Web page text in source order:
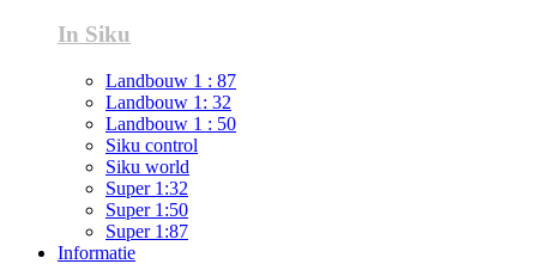
In Siku
Landbouw 1 : 87
Landbouw 1: 32
Landbouw 1 : 50
Siku control
Siku world
Super 1:32
Super 1:50
Super 1:87
Informatie